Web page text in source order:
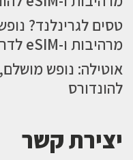
טסים לגרינלנד?
מרהיבות ו-eSIM לדרום גרינלנד
להונדורס
יצירת קשר